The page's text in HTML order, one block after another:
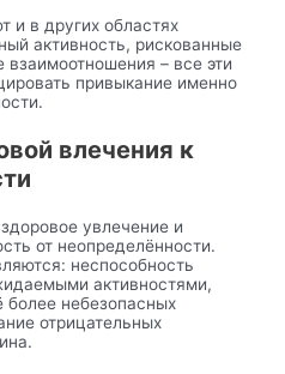
и в других областях
активность, рискованные
– все эти
привыкание именно
влечения к
увлечение и
от неопределённости.
неспособность
активностями,
более небезопасных
отрицательных